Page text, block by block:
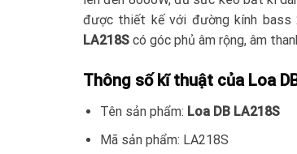
được thiết kế với đường kính bass
LA218S có góc phủ âm rộng, âm
Thông số kĩ thuật của Loa
Tên sản phẩm: Loa DB LA218S
Mã sản phẩm: LA218S